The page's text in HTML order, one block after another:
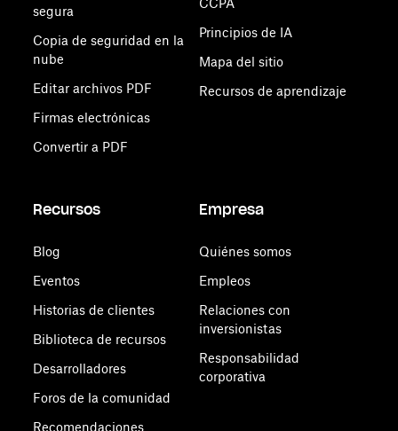
segura
Copia de seguridad en la
nube
Editar archivos PDF
Firmas electrónicas
Convertir a PDF
CCPA
Principios de IA
Mapa del sitio
Recursos de aprendizaje
Recursos
Blog
Eventos
Historias de clientes
Biblioteca de recursos
Desarrolladores
Foros de la comunidad
Recomendaciones
Empresa
Quiénes somos
Empleos
Relaciones con
inversionistas
Responsabilidad
corporativa